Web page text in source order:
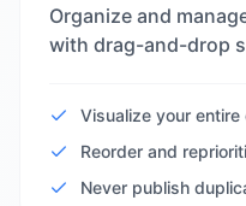
Organize and
with drag-and-drop
Visualize your
Reorder and
Never publish